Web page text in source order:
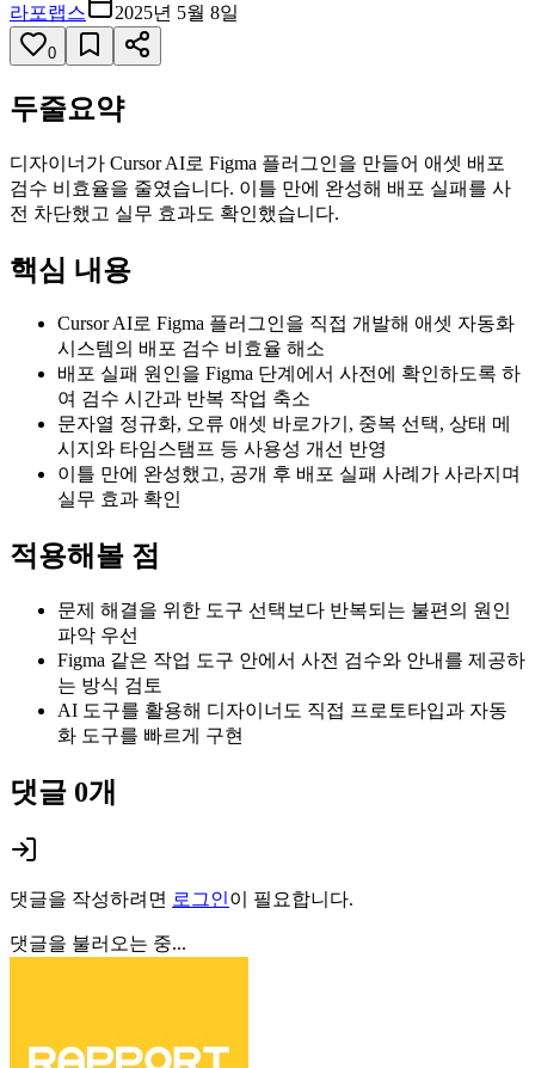
라포랩스 2025년 5월 8일
0
두줄요약
디자이너가 Cursor AI로 Figma 플러그인을 만들어 애셋 배포
검수 비효율을 줄였습니다. 이틀 만에 완성해 배포 실패를 사
전 차단했고 실무 효과도 확인했습니다.
핵심 내용
Cursor AI로 Figma 플러그인을 직접 개발해 애셋 자동화
시스템의 배포 검수 비효율 해소
배포 실패 원인을 Figma 단계에서 사전에 확인하도록 하
여 검수 시간과 반복 작업 축소
문자열 정규화, 오류 애셋 바로가기, 중복 선택, 상태 메
시지와 타임스탬프 등 사용성 개선 반영
이틀 만에 완성했고, 공개 후 배포 실패 사례가 사라지며
실무 효과 확인
적용해볼 점
문제 해결을 위한 도구 선택보다 반복되는 불편의 원인
파악 우선
Figma 같은 작업 도구 안에서 사전 검수와 안내를 제공하
는 방식 검토
AI 도구를 활용해 디자이너도 직접 프로토타입과 자동
화 도구를 빠르게 구현
댓글 0개
댓글을 작성하려면 로그인이 필요합니다.
댓글을 불러오는 중...